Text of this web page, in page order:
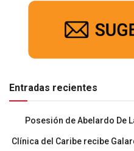
Entradas recientes
Posesión de Abelardo De
Clínica del Caribe recibe